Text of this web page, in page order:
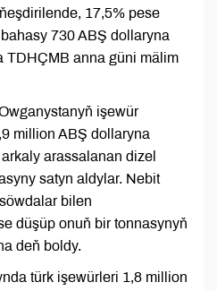
17,5% pese
730 ABŞ dollaryna
TDHÇMB anna güni mälim
işewür
million ABŞ dollaryna
arassalanan dizel
satyn aldylar. Nebit
bilen
düşüp onuň bir tonnasynyň
deň boldy.
türk işewürleri 1,8 million